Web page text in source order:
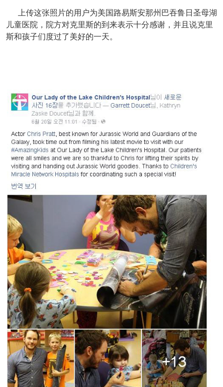
上传这张照片的用户为美国路易斯安那州巴吞鲁日圣母湖
儿童医院，院方对克里斯的到来表示十分感谢，并且说克里
斯和孩子们度过了美好的一天。